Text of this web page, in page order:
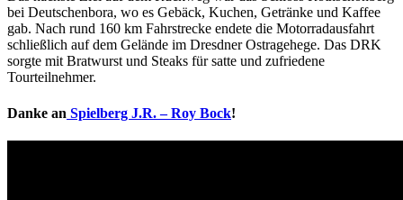
bei Deutschenbora, wo es Gebäck, Kuchen, Getränke und Kaffee
gab. Nach rund 160 km Fahrstrecke endete die Motorradausfahrt
schließlich auf dem Gelände im Dresdner Ostragehege. Das DRK
sorgte mit Bratwurst und Steaks für satte und zufriedene
Tourteilnehmer.
Danke an Spielberg J.R. – Roy Bock!